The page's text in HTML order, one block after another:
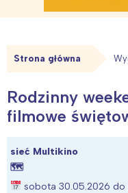
Strona główna
Rodzinny
filmowe
sieć Multikino
🗺
sobota 30.05.2026 do